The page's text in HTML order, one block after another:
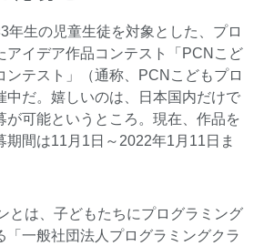
年生の児童生徒を対象とした、プロ
アイデア作品コンテスト「PCNこど
ンテスト」（通称、PCNこどもプロ
中だ。嬉しいのは、日本国内だけで
が可能というところ。現在、作品を
期間は11月1日～2022年1月11日ま
とは、子どもたちにプログラミング
「一般社団法人プログラミングクラ